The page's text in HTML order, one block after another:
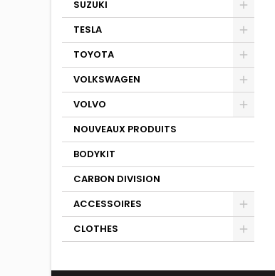
SUZUKI
TESLA
TOYOTA
VOLKSWAGEN
VOLVO
NOUVEAUX PRODUITS
BODYKIT
CARBON DIVISION
ACCESSOIRES
CLOTHES